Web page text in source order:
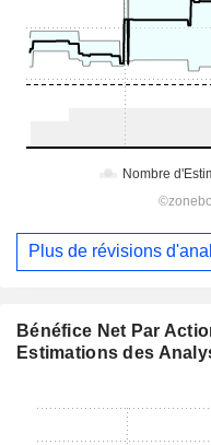
Plus de révisions
Bénéfice Net Par
Estimations des